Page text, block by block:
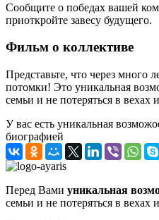
Сообщите о победах вашей
приоткройте завесу будущего.
Фильм о коллективе
Представьте, что через много
потомки! Это уникальная
семьи и не потеряться в вехах
У вас есть уникальная
биографией
Перед Вами уникальная
семьи и не потеряться в вехах